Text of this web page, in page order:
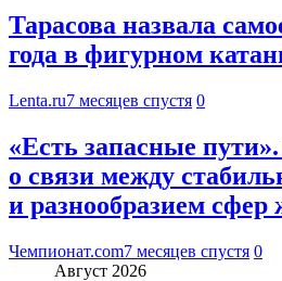
Тарасова назвала
года в фигурном
Lenta.ru7 месяцев спустя 0
«Есть запасные
о связи между
и разнообразием сфер
Чемпионат.com7 месяцев спустя 0
Август 2026